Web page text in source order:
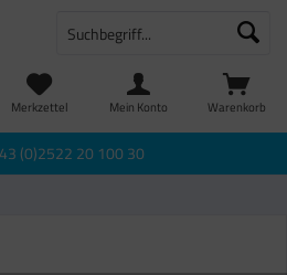
Warenkorb
Merkzettel Mein Konto
(0)2522 20 100 30